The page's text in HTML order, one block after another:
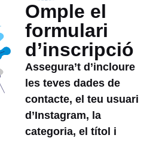
Omple el
formulari
d’inscripció
Assegura’t d’incloure
les teves dades de
contacte, el teu usuari
d’Instagram, la
categoria, el títol i